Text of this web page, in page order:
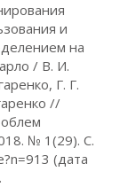
и
на
/ В. И.
Г. Г.
//
№ 1(29). С.
(дата